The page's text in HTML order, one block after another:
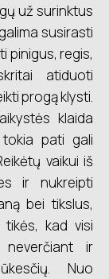
už surinktus
susirasti
pinigus, regis,
atiduoti
progą klysti.
klaida
pati gali
vaikui iš
ir nukreipti
bei tikslus,
kad visi
ir
Nuo